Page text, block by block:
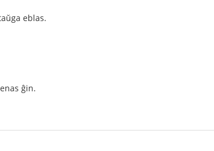
eblas.
ĝin.